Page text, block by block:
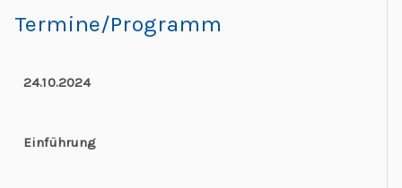
Termine/Programm
24.10.2024
Einführung